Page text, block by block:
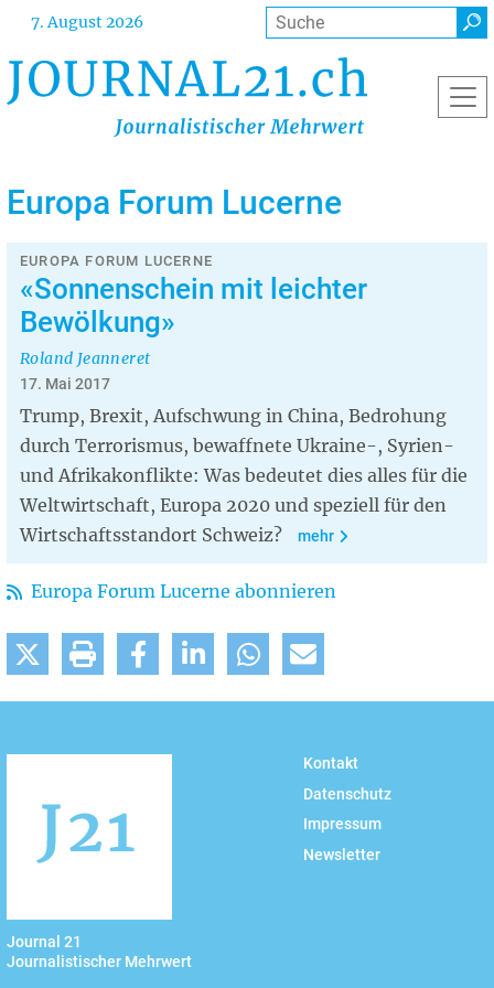
Direkt
Inhalt
7. August 2026 Suche
Europa Forum Lucerne
EUROPA FORUM LUCERNE
«Sonnenschein mit leichter
Bewölkung»
Roland Jeanneret
17. Mai 2017
Trump, Brexit, Aufschwung in China, Bedrohung
durch Terrorismus, bewaffnete Ukraine-, Syrien-
und Afrikakonflikte: Was bedeutet dies alles für die
Weltwirtschaft, Europa 2020 und speziell für den
Wirtschaftsstandort Schweiz?
mehr
Europa Forum Lucerne abonnieren
Journal 21
Journalistischer Mehrwert
Kontakt
Datenschutz
Impressum
Newsletter